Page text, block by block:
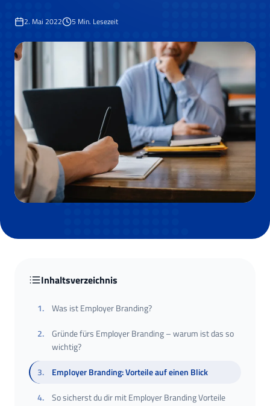
2. Mai 2022 5 Min. Lesezeit
Inhaltsverzeichnis
1.
Was ist Employer Branding?
2.
Gründe fürs Employer Branding – warum ist das so
wichtig?
3.
Employer Branding: Vorteile auf einen Blick
4.
So sicherst du dir mit Employer Branding Vorteile